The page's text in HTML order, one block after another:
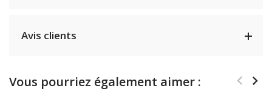
Avis clients
Vous pourriez également aimer :